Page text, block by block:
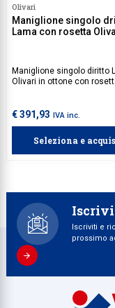
Olivari
Maniglione singolo
Lama con rosetta
Maniglione singolo diritto
Olivari in ottone con
€ 391,93 IVA inc.
Seleziona e
Iscriviti e
prossimo